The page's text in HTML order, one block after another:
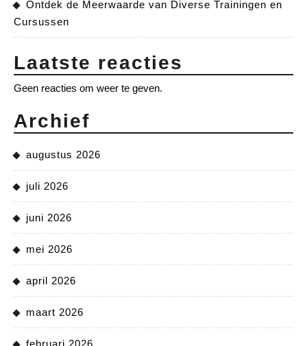
Ontdek de Meerwaarde van Diverse Trainingen en
Cursussen
Laatste reacties
Geen reacties om weer te geven.
Archief
augustus 2026
juli 2026
juni 2026
mei 2026
april 2026
maart 2026